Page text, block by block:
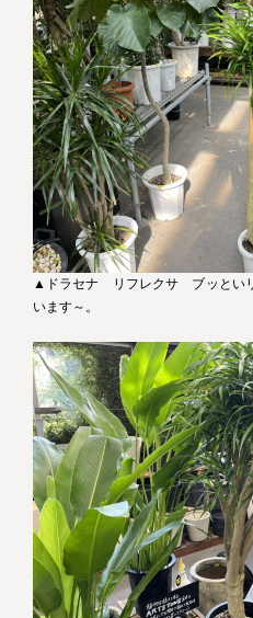
▲ドラセナ リフレクサ ブッとい
います～。